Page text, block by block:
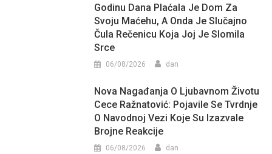
Godinu Dana Plaćala Je Dom Za
Svoju Maćehu, A Onda Je Slučajno
Čula Rečenicu Koja Joj Je Slomila
Srce
06/08/2026 dan
Nova Nagađanja O Ljubavnom Životu
Cece Ražnatović: Pojavile Se Tvrdnje
O Navodnoj Vezi Koje Su Izazvale
Brojne Reakcije
06/08/2026 dan